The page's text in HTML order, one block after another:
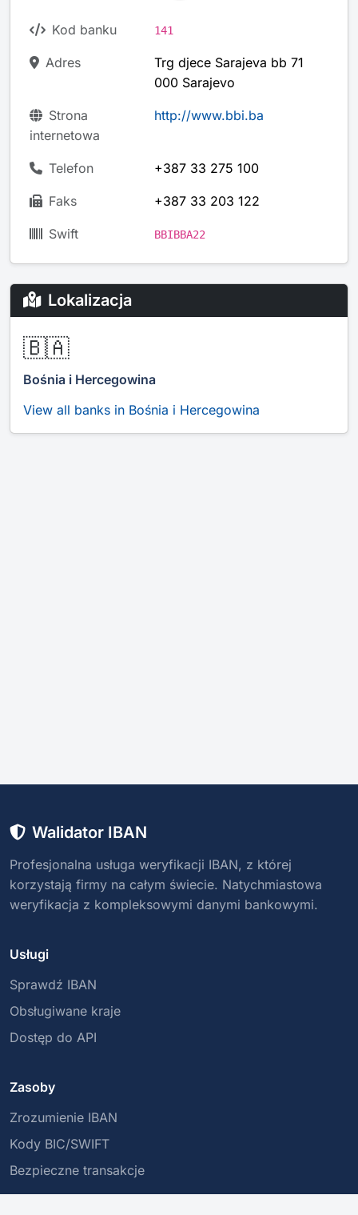
Kod banku 141
Adres
Trg djece Sarajeva bb 71
000 Sarajevo
Strona
internetowa
http://www.bbi.ba
Telefon +387 33 275 100
Faks +387 33 203 122
Swift BBIBBA22
Lokalizacja
🇧🇦
Bośnia i Hercegowina
View all banks in Bośnia i Hercegowina
Walidator IBAN
Profesjonalna usługa weryfikacji IBAN, z której
korzystają firmy na całym świecie. Natychmiastowa
weryfikacja z kompleksowymi danymi bankowymi.
Usługi
Sprawdź IBAN
Obsługiwane kraje
Dostęp do API
Zasoby
Zrozumienie IBAN
Kody BIC/SWIFT
Bezpieczne transakcje